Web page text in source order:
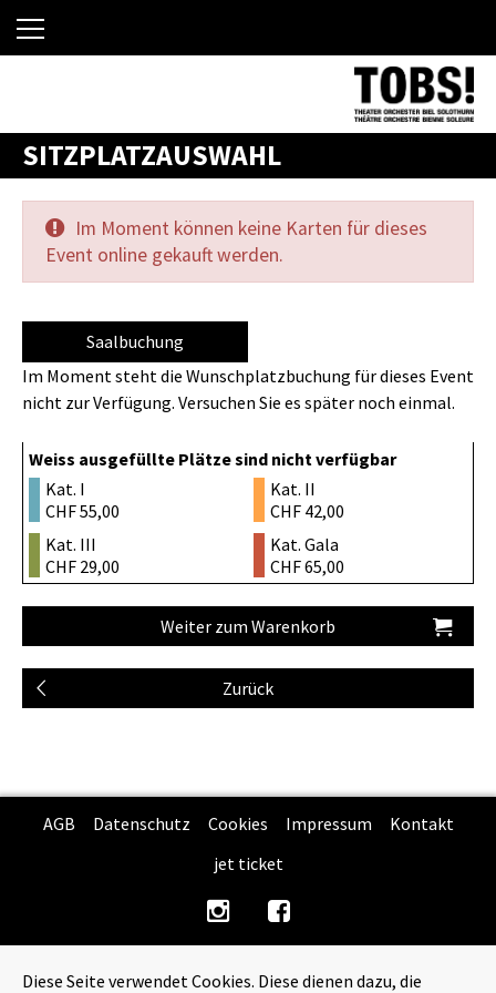
Diese Seite verwendet Cookies. Diese dienen dazu, die
SITZPLATZAUSWAHL
Im Moment können keine Karten für dieses
Event online gekauft werden.
Saalbuchung
Im Moment steht die Wunschplatzbuchung für dieses Event
nicht zur Verfügung. Versuchen Sie es später noch einmal.
Weiss ausgefüllte Plätze sind nicht verfügbar
Kat. I
CHF 55,00
Kat. II
CHF 42,00
Kat. III
CHF 29,00
Kat. Gala
CHF 65,00
AGB Datenschutz Cookies Impressum
Kontakt
jet ticket